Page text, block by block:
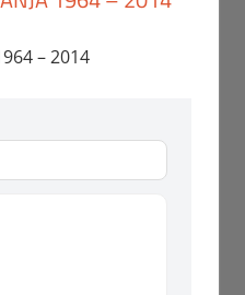
– 2014